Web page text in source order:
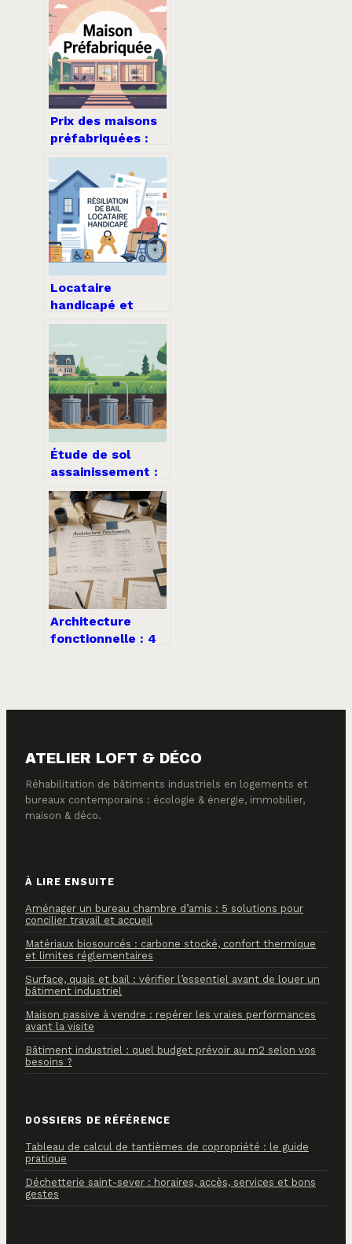
Prix des maisons
préfabriquées :
guide complet
pour bien
comparer
Locataire
handicapé et
résiliation de bail :
droits, démarches
et délais
Étude de sol
assainissement :
ce qu’il faut
savoir avant de
lancer vos
travaux
Architecture
fonctionnelle : 4
les redondances
ATELIER LOFT & DÉCO
Réhabilitation de bâtiments industriels en logements et
bureaux contemporains : écologie & énergie, immobilier,
maison & déco.
À LIRE ENSUITE
Aménager un bureau chambre d’amis : 5 solutions pour
concilier travail et accueil
Matériaux biosourcés : carbone stocké, confort thermique
et limites réglementaires
Surface, quais et bail : vérifier l’essentiel avant de louer un
bâtiment industriel
Maison passive à vendre : repérer les vraies performances
avant la visite
Bâtiment industriel : quel budget prévoir au m2 selon vos
besoins ?
DOSSIERS DE RÉFÉRENCE
Tableau de calcul de tantièmes de copropriété : le guide
pratique
Déchetterie saint-sever : horaires, accès, services et bons
gestes